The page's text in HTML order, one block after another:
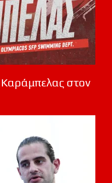
στον